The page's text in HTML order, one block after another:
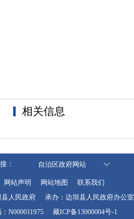
相关信息
： 自治区政府网站
网站声明 网站地图
联系我们
人民政府
承办：边坝县人民政府办公室
N000011975
藏ICP备13000004号-1